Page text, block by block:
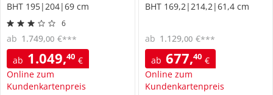
BHT 195|204|69 cm
6
ab 1.049,40 €
Online zum
Kundenkartenpreis
ab 1.749,00 €***
BHT 169,2|214,2|61,4 cm
ab 677,40 €
Online zum
Kundenkartenpreis
ab 1.129,00 €***